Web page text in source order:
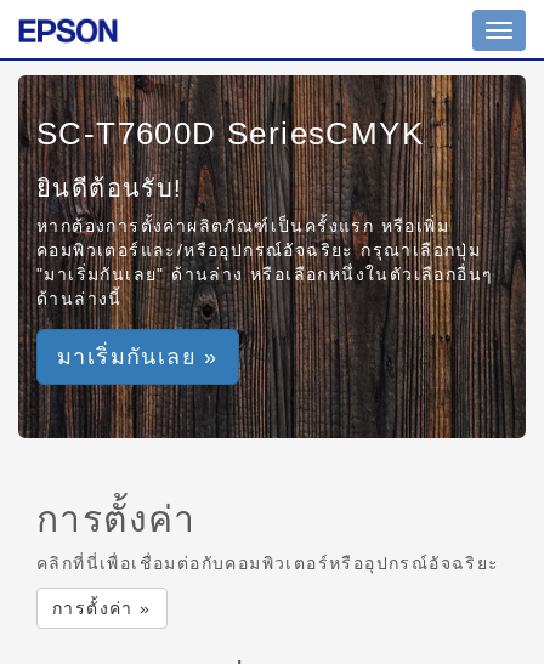
SC-T7600D SeriesCMYK
ยินดีต้อนรับ!
หากต้องการตั้งค่าผลิตภัณฑ์เป็นครั้งแรก หรือเพิ่ม
คอมพิวเตอร์และ/หรืออุปกรณ์อัจฉริยะ กรุณาเลือกปุ่ม
"มาเริ่มกันเลย" ด้านล่าง หรือเลือกหนึ่งในตัวเลือกอื่นๆ
ด้านล่างนี้
มาเริ่มกันเลย »
การตั้งค่า
คลิกที่นี่เพื่อเชื่อมต่อกับคอมพิวเตอร์หรืออุปกรณ์อัจฉริยะ
การตั้งค่า »